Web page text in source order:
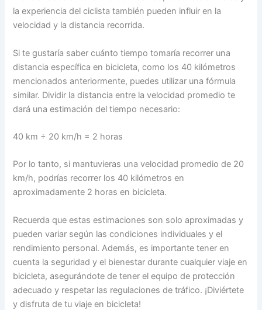
la experiencia del ciclista también pueden influir en la
velocidad y la distancia recorrida.
Si te gustaría saber cuánto tiempo tomaría recorrer una
distancia específica en bicicleta, como los 40 kilómetros
mencionados anteriormente, puedes utilizar una fórmula
similar. Dividir la distancia entre la velocidad promedio te
dará una estimación del tiempo necesario:
40 km ÷ 20 km/h = 2 horas
Por lo tanto, si mantuvieras una velocidad promedio de 20
km/h, podrías recorrer los 40 kilómetros en
aproximadamente 2 horas en bicicleta.
Recuerda que estas estimaciones son solo aproximadas y
pueden variar según las condiciones individuales y el
rendimiento personal. Además, es importante tener en
cuenta la seguridad y el bienestar durante cualquier viaje en
bicicleta, asegurándote de tener el equipo de protección
adecuado y respetar las regulaciones de tráfico. ¡Diviértete
y disfruta de tu viaje en bicicleta!